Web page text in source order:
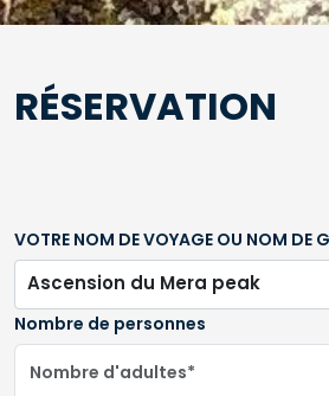
RÉSERVATION
VOTRE NOM DE VOYAGE OU NOM DE
Ascension du Mera peak
Nombre de personnes